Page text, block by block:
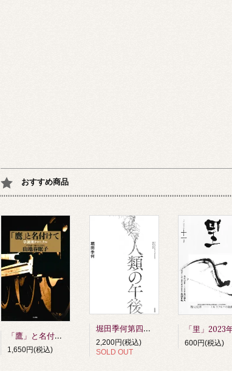
おすすめ商品
「鷹」と名付けて 草創期クロニクル 山地春眠子著
1,650円(税込)
堀田季何第四詩歌集 人類の午後 第四刷
2,200円(税込)
SOLD OUT
600円(税込)